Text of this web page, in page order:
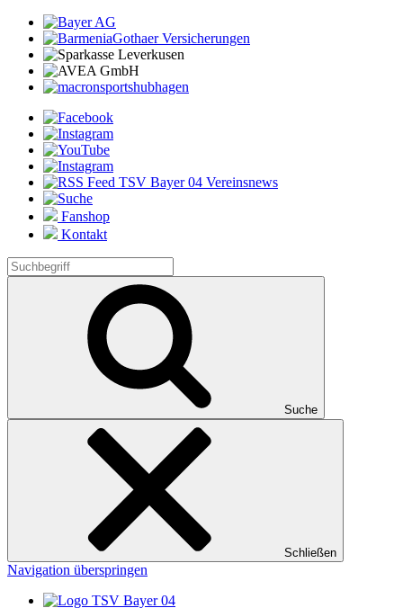
Fanshop
Kontakt
Suche
Schließen
Navigation überspringen